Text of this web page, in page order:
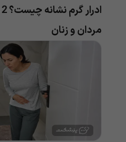
مردان و زنان